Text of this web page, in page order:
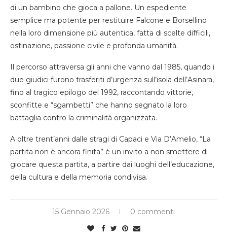
di un bambino che gioca a pallone. Un espediente
semplice ma potente per restituire Falcone e Borsellino
nella loro dimensione più autentica, fatta di scelte difficili,
ostinazione, passione civile e profonda umanità.
Il percorso attraversa gli anni che vanno dal 1985, quando i
due giudici furono trasferiti d’urgenza sull’isola dell’Asinara,
fino al tragico epilogo del 1992, raccontando vittorie,
sconfitte e “sgambetti” che hanno segnato la loro
battaglia contro la criminalità organizzata.
A oltre trent’anni dalle stragi di Capaci e Via D’Amelio, “La
partita non è ancora finita” è un invito a non smettere di
giocare questa partita, a partire dai luoghi dell’educazione,
della cultura e della memoria condivisa.
15 Gennaio 2026 0 commenti